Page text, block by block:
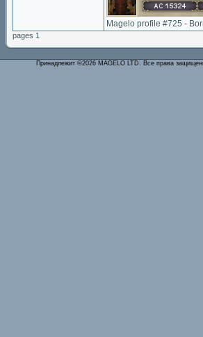
Magelo profile #725 -
pages 1
Принадлежит ©2026 MAGELO LTD. Все права